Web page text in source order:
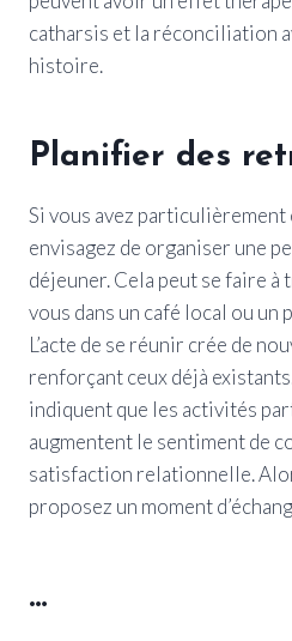
catharsis et la réconciliation
histoire.
Planifier des
Si vous avez particulièrement
envisagez de organiser une
déjeuner. Cela peut se faire à
vous dans un café local ou un
L’acte de se réunir crée de
renforçant ceux déjà
indiquent que les activités
augmentent le sentiment de
satisfaction relationnelle.
proposez un moment
…